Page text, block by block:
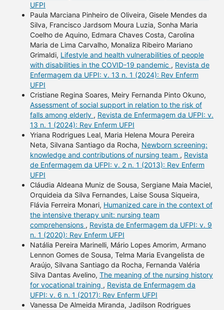
UFPI
Paula Marciana Pinheiro de Oliveira, Gisele Mendes da
Silva, Francisco Jardsom Moura Luzia, Sonha Maria
Coelho de Aquino, Edmara Chaves Costa, Carolina
Maria de Lima Carvalho, Monaliza Ribeiro Mariano
Grimaldi, Lifestyle and health vulnerabilities of people
with disabilities in the COVID-19 pandemic , Revista de
Enfermagem da UFPI: v. 13 n. 1 (2024): Rev Enferm
UFPI
Cristiane Regina Soares, Meiry Fernanda Pinto Okuno,
Assessment of social support in relation to the risk of
falls among elderly , Revista de Enfermagem da UFPI: v.
13 n. 1 (2024): Rev Enferm UFPI
Yriana Rodrigues Leal, Maria Helena Moura Pereira
Neta, Silvana Santiago da Rocha, Newborn screening:
knowledge and contributions of nursing team , Revista
de Enfermagem da UFPI: v. 2 n. 1 (2013): Rev Enferm
UFPI
Cláudia Aldeana Muniz de Sousa, Sergiane Maia Maciel,
Orquideia da Silva Fernandes, Laise Sousa Siqueira,
Flávia Ferreira Monari, Humanized care in the context of
the intensive therapy unit: nursing team
comprehensions , Revista de Enfermagem da UFPI: v. 9
n. 1 (2020): Rev Enferm UFPI
Natália Pereira Marinelli, Mário Lopes Amorim, Armano
Lennon Gomes de Sousa, Telma Maria Evangelista de
Araújo, Silvana Santiago da Rocha, Fernanda Valéria
Silva Dantas Avelino, The meaning of the nursing history
for vocational training , Revista de Enfermagem da
UFPI: v. 6 n. 1 (2017): Rev Enferm UFPI
Vanessa De Almeida Miranda, Jadilson Rodrigues